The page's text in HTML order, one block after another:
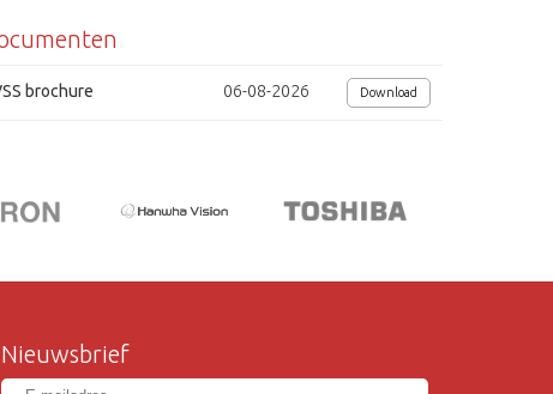
afmetingen (Øxhxb) 165x360x205mm
brochure 06-08-2026 Download
Nieuwsbrief